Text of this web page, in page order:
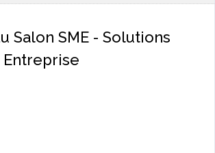
Salon SME - Solutions